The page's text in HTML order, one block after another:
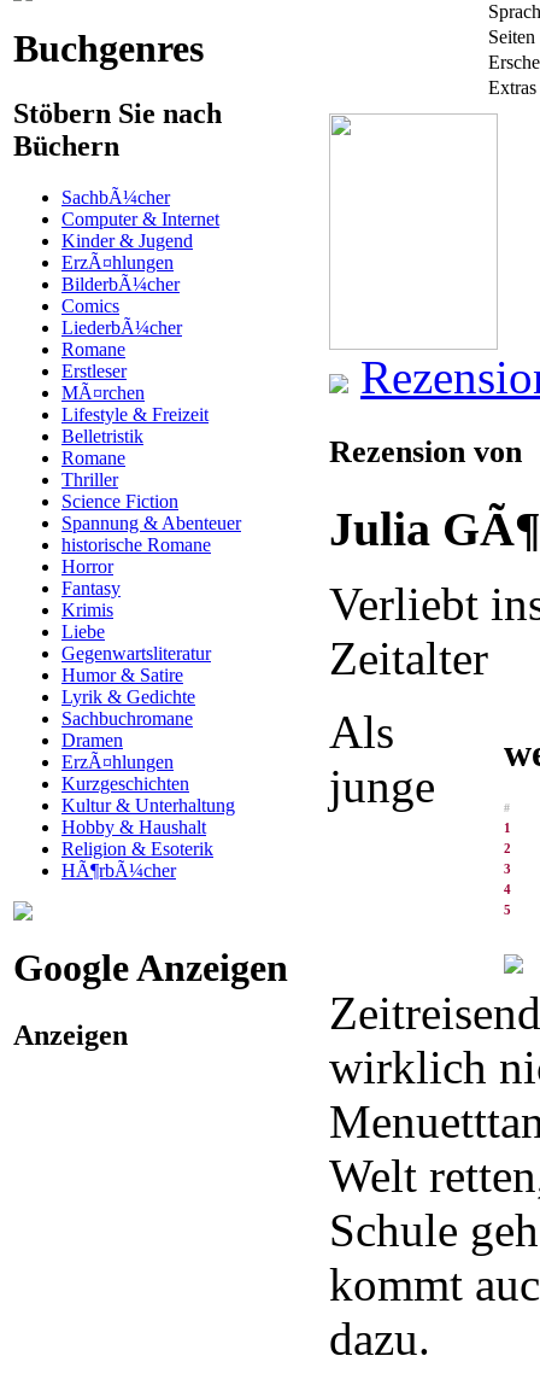
Buchgenres
Stöbern Sie nach
Büchern
SachbÃ¼cher
Computer & Internet
Kinder & Jugend
ErzÃ¤hlungen
BilderbÃ¼cher
Comics
LiederbÃ¼cher
Romane
Erstleser
MÃ¤rchen
Lifestyle & Freizeit
Belletristik
Romane
Thriller
Science Fiction
Spannung & Abenteuer
historische Romane
Horror
Fantasy
Krimis
Liebe
Gegenwartsliteratur
Humor & Satire
Lyrik & Gedichte
Sachbuchromane
Dramen
ErzÃ¤hlungen
Kurzgeschichten
Kultur & Unterhaltung
Hobby & Haushalt
Religion & Esoterik
HÃ¶rbÃ¼cher
Google Anzeigen
Anzeigen
Seiten
Extras
Rezension von
Julia
Verliebt
Zeitalter
#
1
2
3
4
5
Als
junge
wirklich
Welt
Schule
kommt
dazu.